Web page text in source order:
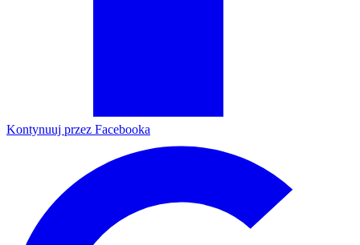
Kontynuuj przez Facebooka